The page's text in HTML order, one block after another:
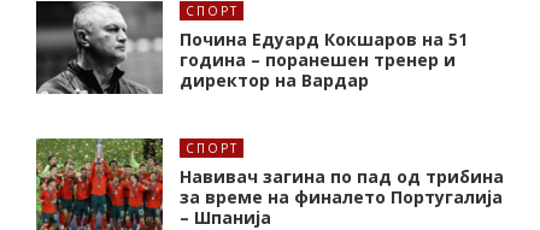
СПОРТ
Почина Едуард Кокшаров на 51
година – поранешен тренер и
директор на Вардар
СПОРТ
Навивач загина по пад од трибина
за време на финалето Португалија
– Шпанија